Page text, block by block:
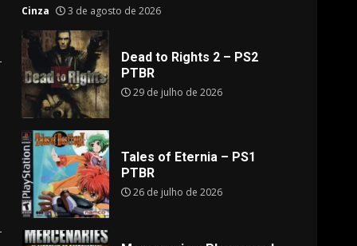
Cinza 3 de agosto de 2026
Dead to Rights 2 – PS2
PTBR
29 de julho de 2026
Tales of Eternia – PS1
PTBR
26 de julho de 2026